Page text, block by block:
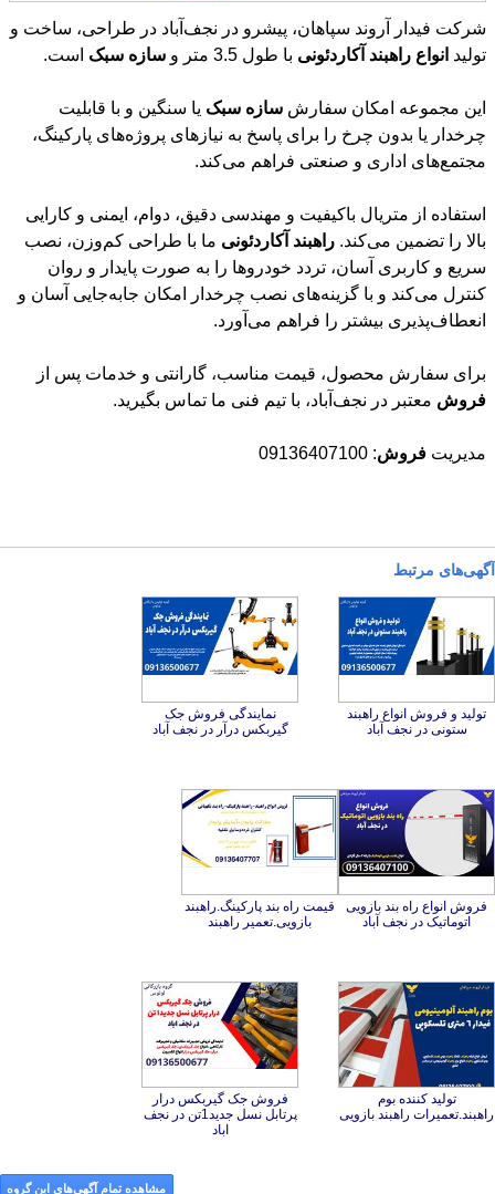
شرکت فیدار آروند سپاهان، پیشرو در نجف‌آباد در طراحی، ساخت و
تولید انواع راهبند آکاردئونی با طول 3.5 متر و سازه سبک است.
این مجموعه امکان سفارش سازه سبک یا سنگین و با قابلیت
چرخدار یا بدون چرخ را برای پاسخ به نیازهای پروژه‌های پارکینگ،
مجتمع‌های اداری و صنعتی فراهم می‌کند.
استفاده از متریال باکیفیت و مهندسی دقیق، دوام، ایمنی و کارایی
بالا را تضمین می‌کند. راهبند آکاردئونی ما با طراحی کم‌وزن، نصب
سریع و کاربری آسان، تردد خودروها را به صورت پایدار و روان
کنترل می‌کند و با گزینه‌های نصب چرخدار امکان جابه‌جایی آسان و
انعطاف‌پذیری بیشتر را فراهم می‌آورد.
برای سفارش محصول، قیمت مناسب، گارانتی و خدمات پس از
فروش معتبر در نجف‌آباد، با تیم فنی ما تماس بگیرید.
مدیریت فروش: 09136407100
آگهی‌های مرتبط
تولید و فروش انواع راهبند
ستونی در نجف آباد
نمایندگی فروش جک
گیربکس درآر در نجف آباد
فروش انواع راه بند بازویی
اتوماتیک در نجف آباد
قیمت راه بند پارکینگ.راهبند
بازویی.تعمیر راهبند
تولید کننده بوم
راهبند.تعمیرات راهبند بازویی
فروش جک گیربکس درار
پرتابل نسل جدید1تن در نجف
اباد
مشاهده تمام آگهی‌های این گروه